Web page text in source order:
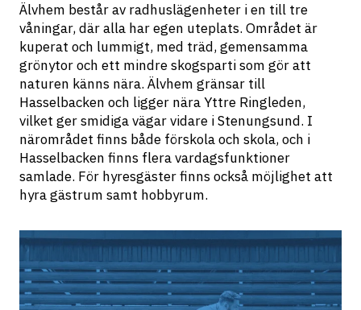
Älvhem består av radhuslägenheter i en till tre
våningar, där alla har egen uteplats. Området är
kuperat och lummigt, med träd, gemensamma
grönytor och ett mindre skogsparti som gör att
naturen känns nära. Älvhem gränsar till
Hasselbacken och ligger nära Yttre Ringleden,
vilket ger smidiga vägar vidare i Stenungsund. I
närområdet finns både förskola och skola, och i
Hasselbacken finns flera vardagsfunktioner
samlade. För hyresgäster finns också möjlighet att
hyra gästrum samt hobbyrum.